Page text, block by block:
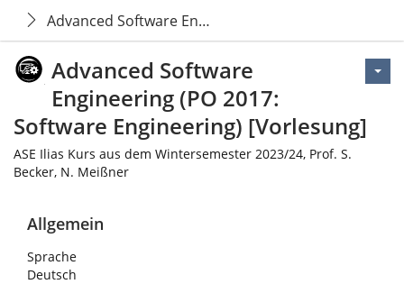
Advanced Software Engineering (PO 2017: Software
Advanced Software
Engineering (PO 2017:
Software Engineering) [Vorlesung]
ASE Ilias Kurs aus dem Wintersemester 2023/24, Prof. S.
Becker, N. Meißner
Allgemein
Sprache
Deutsch